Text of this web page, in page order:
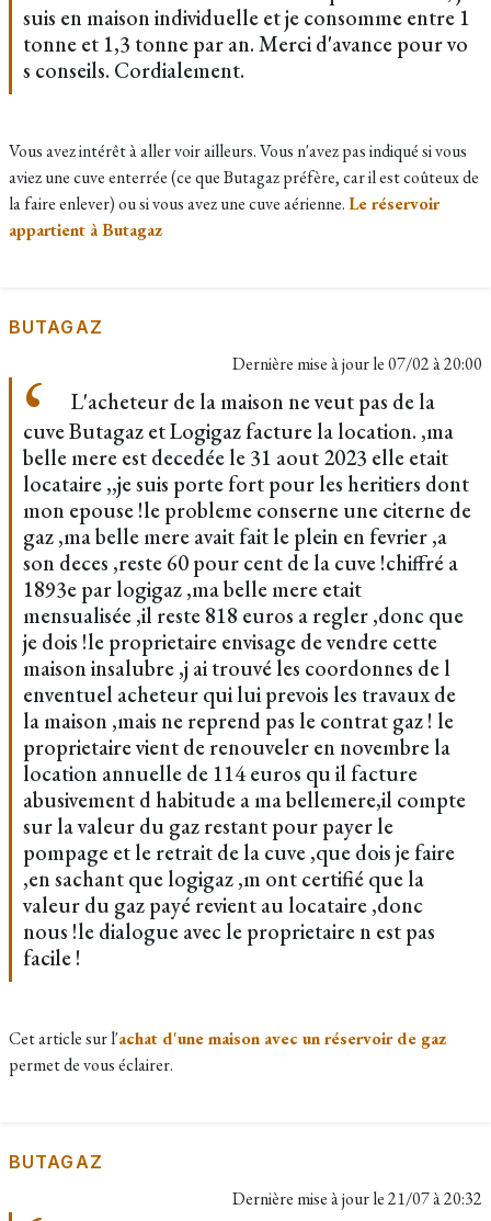
suis en maison individuelle et je consomme entre 1
tonne et 1,3 tonne par an. Merci d'avance pour vo
s conseils. Cordialement.
Vous avez intérêt à aller voir ailleurs. Vous n'avez pas indiqué si vous
aviez une cuve enterrée (ce que Butagaz préfère, car il est coûteux de
la faire enlever) ou si vous avez une cuve aérienne.Le réservoir
appartient à Butagaz
BUTAGAZ
Dernière mise à jour le07/02 à 20:00
L'acheteur de la maison ne veut pas de la
cuve Butagaz et Logigaz facture la location. ,ma
belle mere est decedée le 31 aout 2023 elle etait
locataire ,,je suis porte fort pour les heritiers dont
mon epouse !le probleme conserne une citerne de
gaz ,ma belle mere avait fait le plein en fevrier ,a
son deces ,reste 60 pour cent de la cuve !chiffré a
1893e par logigaz ,ma belle mere etait
mensualisée ,il reste 818 euros a regler ,donc que
je dois !le proprietaire envisage de vendre cette
maison insalubre ,j ai trouvé les coordonnes de l
enventuel acheteur qui lui prevois les travaux de
la maison ,mais ne reprend pas le contrat gaz ! le
proprietaire vient de renouveler en novembre la
location annuelle de 114 euros qu il facture
abusivement d habitude a ma bellemere,il compte
sur la valeur du gaz restant pour payer le
pompage et le retrait de la cuve ,que dois je faire
,en sachant que logigaz ,m ont certifié que la
valeur du gaz payé revient au locataire ,donc
nous !le dialogue avec le proprietaire n est pas
facile !
Cet article sur l'achat d'une maison avec un réservoir de gaz
permet de vous éclairer.
BUTAGAZ
Dernière mise à jour le21/07 à 20:32